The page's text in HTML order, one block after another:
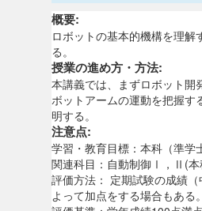
概要:
ロボットの基本的機構を理
る。
授業の進め方・方法:
本講義では、まずロボット開
ボットアームの運動を把握す
明する。
注意点:
学習・教育目標：本科（準
関連科目：自動制御Ⅰ，Ⅱ(本
評価方法： 定期試験の成績
よって加点をする場合もある。